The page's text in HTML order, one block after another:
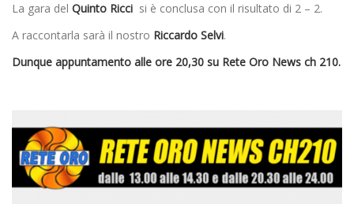
La gara del Quinto Ricci si è conclusa con il risultato di 2 – 2.
A raccontarla sarà il nostro Riccardo Selvi.
Dunque appuntamento alle ore 20,30 su Rete Oro News ch 210.